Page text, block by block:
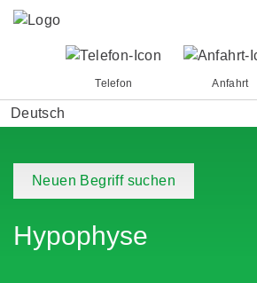
Telefon
Anfahrt
Deutsch
Neuen Begriff suchen
Hypophyse